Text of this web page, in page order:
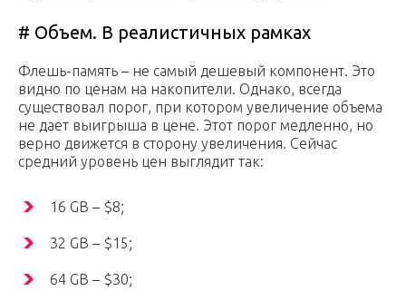
# Объем. В реалистичных рамках
Флешь-память – не самый дешевый компонент. Это
видно по ценам на накопители. Однако, всегда
существовал порог, при котором увеличение объема
не дает выигрыша в цене. Этот порог медленно, но
верно движется в сторону увеличения. Сейчас
средний уровень цен выглядит так:
16 GB – $8;
32 GB – $15;
64 GB – $30;